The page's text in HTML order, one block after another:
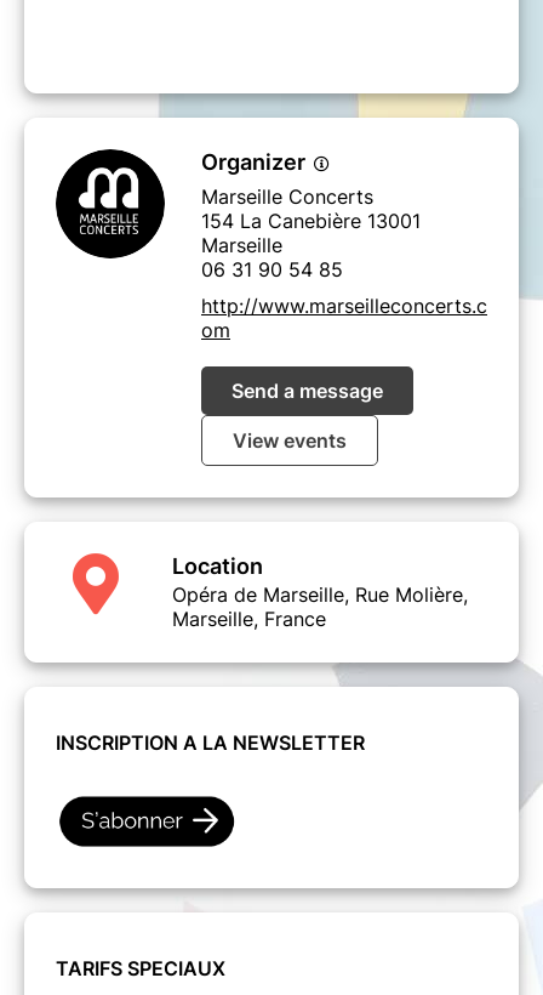
Organizer
Marseille Concerts
154 La Canebière 13001
Marseille
06 31 90 54 85
http://www.marseilleconcerts.c
om
Send a message
View events
Location
Opéra de Marseille, Rue Molière,
Marseille, France
INSCRIPTION A LA NEWSLETTER
TARIFS SPECIAUX